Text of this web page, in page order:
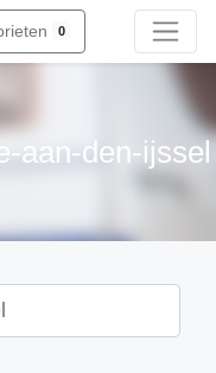
0
aan-den-ijssel